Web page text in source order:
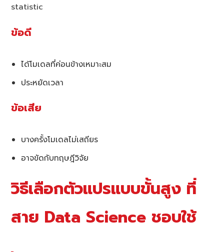
statistic
ข้อดี
ได้โมเดลที่ค่อนข้างเหมาะสม
ประหยัดเวลา
ข้อเสีย
บางครั้งโมเดลไม่เสถียร
อาจขัดกับทฤษฎีวิจัย
วิธีเลือกตัวแปรแบบขั้นสูง ที่
สาย Data Science ชอบใช้